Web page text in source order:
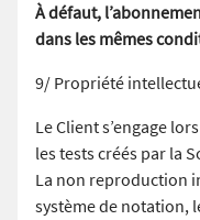
À défaut,
dans les mêmes
9/ Propriété
Le Client s’engage
les tests créés par la
La non reproduction
système de notation,